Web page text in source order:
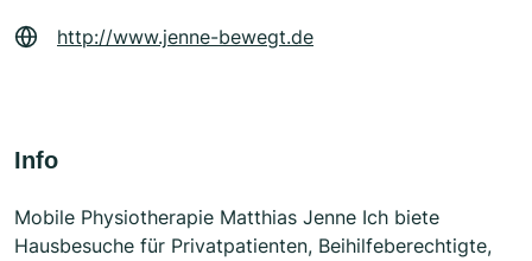
http://www.jenne-bewegt.de
Info
Mobile Physiotherapie Matthias Jenne Ich biete
Hausbesuche für Privatpatienten, Beihilfeberechtigte,